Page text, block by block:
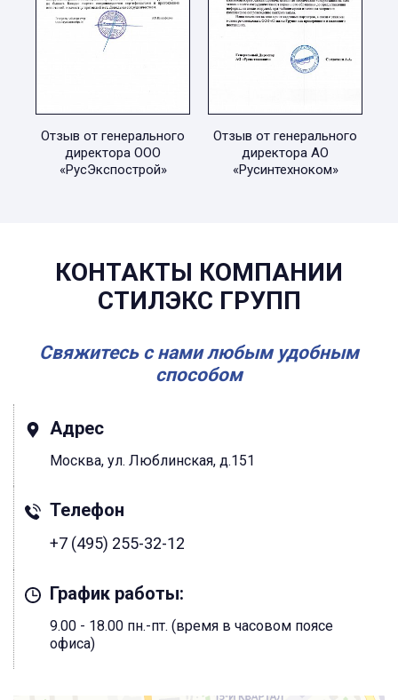
Отзыв от генерального
директора ООО
«РусЭкспострой»
Отзыв от генерального
директора АО
«Русинтехноком»
КОНТАКТЫ КОМПАНИИ
СТИЛЭКС ГРУПП
Свяжитесь с нами любым удобным
способом
Адрес
Москва, ул. Люблинская, д.151
Телефон
+7 (495) 255-32-12
График работы:
9.00 - 18.00 пн.-пт. (время в часовом поясе
офиса)